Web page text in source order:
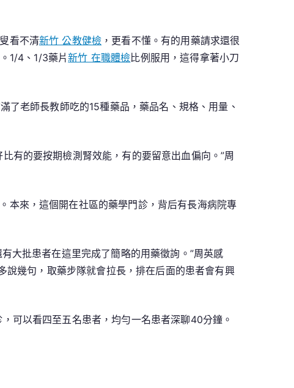
看不清新竹 公教健檢 ，更看不懂。有的用藥請求還很
1/4、1/3藥片新竹 在職體檢比例服用，這得拿著小刀
了老師長教師吃的15種藥品，藥品名、規格、用量、
有的要按期檢測腎效能，有的要留意出血偏向。”周
本來，這個開在社區的藥學門診，背后有長海病院專
大批患者在這里完成了簡略的用藥徵詢。”周英感
說幾句，取藥步隊就會拉長，排在后面的患者會有興
可以看四至五名患者，均勻一名患者深聊40分鐘。